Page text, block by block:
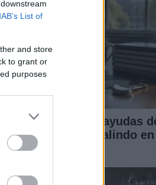
IAB’s List of
and store
to grant or
purposes
obtiene cuatro ayudas
Beatriz Galindo en